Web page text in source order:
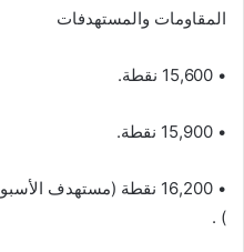
المقاومات والمستهدفات
• 15,600 نقطة.
• 15,900 نقطة.
• 16,200 نقطة (مستهدف
) .